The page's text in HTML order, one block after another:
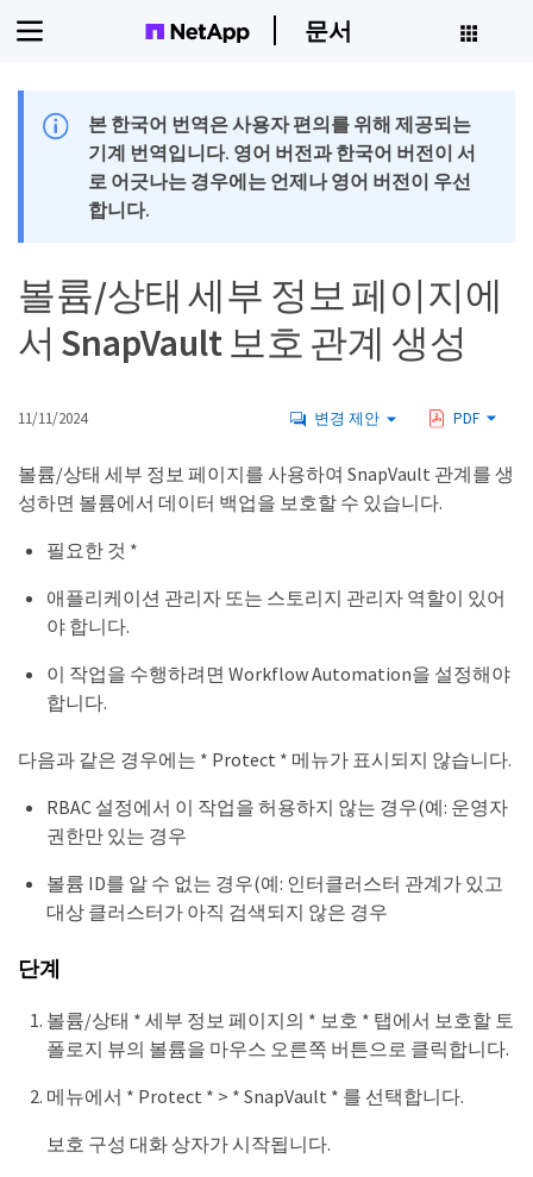
문서
본 한국어 번역은 사용자 편의를 위해 제공되는
기계 번역입니다. 영어 버전과 한국어 버전이 서
로 어긋나는 경우에는 언제나 영어 버전이 우선
합니다.
볼륨/상태 세부 정보 페이지에
서 SnapVault 보호 관계 생성
11/11/2024 변경 제안 PDF
볼륨/상태 세부 정보 페이지를 사용하여 SnapVault 관계를 생
성하면 볼륨에서 데이터 백업을 보호할 수 있습니다.
필요한 것 *
애플리케이션 관리자 또는 스토리지 관리자 역할이 있어
야 합니다.
이 작업을 수행하려면 Workflow Automation을 설정해야
합니다.
다음과 같은 경우에는 * Protect * 메뉴가 표시되지 않습니다.
RBAC 설정에서 이 작업을 허용하지 않는 경우(예: 운영자
권한만 있는 경우
볼륨 ID를 알 수 없는 경우(예: 인터클러스터 관계가 있고
대상 클러스터가 아직 검색되지 않은 경우
단계
볼륨/상태 * 세부 정보 페이지의 * 보호 * 탭에서 보호할 토
폴로지 뷰의 볼륨을 마우스 오른쪽 버튼으로 클릭합니다.
메뉴에서 * Protect * > * SnapVault * 를 선택합니다.
보호 구성 대화 상자가 시작됩니다.